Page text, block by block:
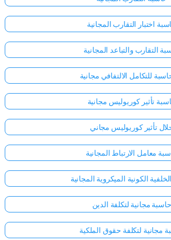
اختبار التقارب المجانية
التقارب والتباعد المجانية
للتكامل الالتفافي مجانية
تأثير كوريوليس مجانية
تأثير كوريوليس مجاني
معامل الارتباط المجانية
الكونية الميكروية المجانية
حاسبة مجانية لتكلفة الدين
مجانية لتكلفة حقوق الملكية